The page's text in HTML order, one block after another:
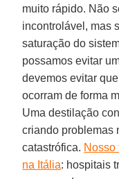
muito rápido. Não
incontrolável, mas
saturação do
possamos evitar
devemos evitar
ocorram de forma
Uma destilação
criando problemas
catastrófica. Nosso
na Itália: hospitais